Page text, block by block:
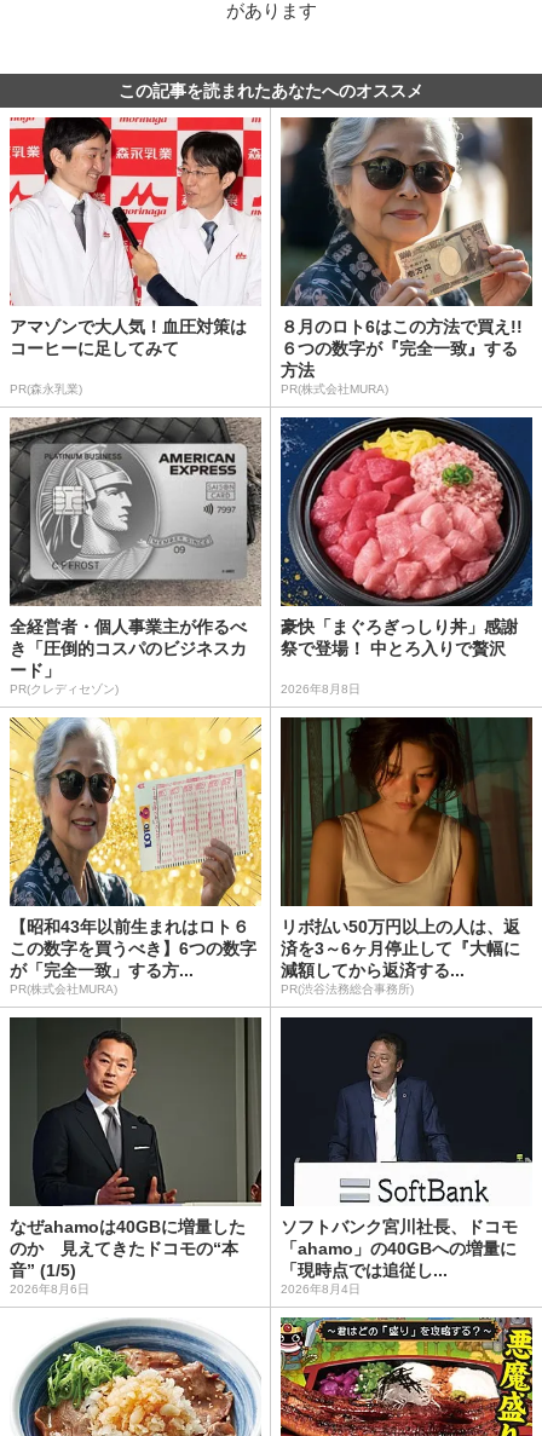
があります
この記事を読まれたあなたへのオススメ
アマゾンで大人気！血圧対策は
コーヒーに足してみて
PR(森永乳業)
８月のロト6はこの方法で買え!!
６つの数字が『完全一致』する
方法
PR(株式会社MURA)
全経営者・個人事業主が作るべ
き「圧倒的コスパのビジネスカ
ード」
PR(クレディセゾン)
豪快「まぐろぎっしり丼」感謝
祭で登場！ 中とろ入りで贅沢
2026年8月8日
【昭和43年以前生まれはロト６
この数字を買うべき】6つの数字
が「完全一致」する方...
PR(株式会社MURA)
リボ払い50万円以上の人は、返
済を3～6ヶ月停止して『大幅に
減額してから返済する...
PR(渋谷法務総合事務所)
なぜahamoは40GBに増量した
のか 見えてきたドコモの“本
音” (1/5)
2026年8月6日
ソフトバンク宮川社長、ドコモ
「ahamo」の40GBへの増量に
「現時点では追従し...
2026年8月4日